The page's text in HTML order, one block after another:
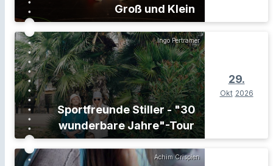
Groß und Klein
Ingo Pertramer
Sportfreunde Stiller - "30
wunderbare Jahre"-Tour
29.
Okt 2026
Achim Crispien